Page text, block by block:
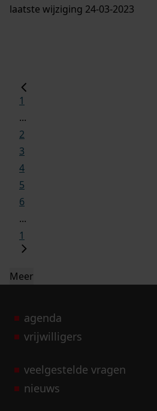
laatste wijziging 24-03-2023
1
...
2
3
4
5
6
...
1
Meer
agenda
vrijwilligers
veelgestelde vragen
nieuws